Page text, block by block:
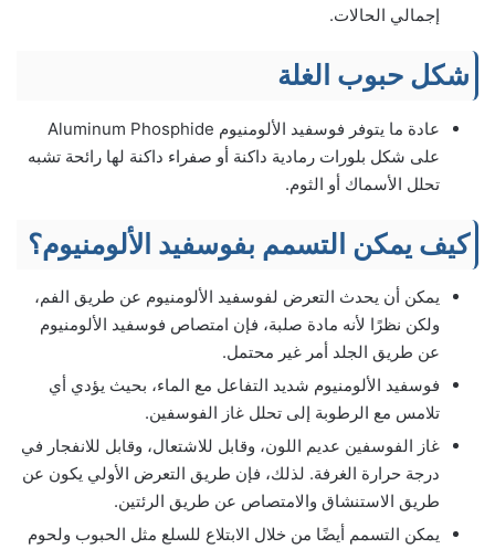
إجمالي الحالات.
شكل حبوب الغلة
عادة ما يتوفر فوسفيد الألومنيوم Aluminum Phosphide
على شكل بلورات رمادية داكنة أو صفراء داكنة لها رائحة تشبه
تحلل الأسماك أو الثوم.
كيف يمكن التسمم بفوسفيد الألومنيوم؟
يمكن أن يحدث التعرض لفوسفيد الألومنيوم عن طريق الفم،
ولكن نظرًا لأنه مادة صلبة، فإن امتصاص فوسفيد الألومنيوم
عن طريق الجلد أمر غير محتمل.
فوسفيد الألومنيوم شديد التفاعل مع الماء، بحيث يؤدي أي
تلامس مع الرطوبة إلى تحلل غاز الفوسفين.
غاز الفوسفين عديم اللون، وقابل للاشتعال، وقابل للانفجار في
درجة حرارة الغرفة. لذلك، فإن طريق التعرض الأولي يكون عن
طريق الاستنشاق والامتصاص عن طريق الرئتين.
يمكن التسمم أيضًا من خلال الابتلاع للسلع مثل الحبوب ولحوم